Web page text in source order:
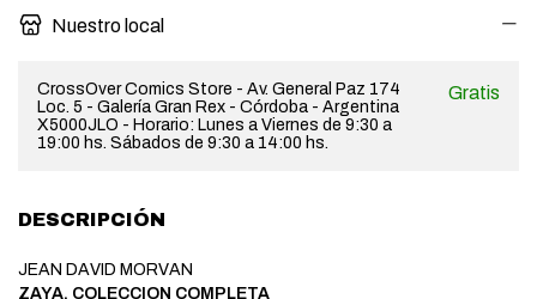
Nuestro local
CrossOver Comics Store - Av. General Paz 174
Loc. 5 - Galería Gran Rex - Córdoba - Argentina
X5000JLO - Horario: Lunes a Viernes de 9:30 a
19:00 hs. Sábados de 9:30 a 14:00 hs.
Gratis
DESCRIPCIÓN
JEAN DAVID MORVAN
ZAYA. COLECCION COMPLETA